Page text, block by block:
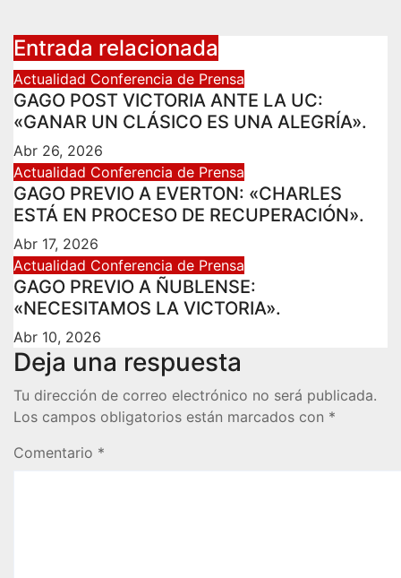
entradas
Entrada relacionada
Actualidad Conferencia de Prensa
GAGO POST VICTORIA ANTE LA UC:
«GANAR UN CLÁSICO ES UNA ALEGRÍA».
Abr 26, 2026
Actualidad Conferencia de Prensa
GAGO PREVIO A EVERTON: «CHARLES
ESTÁ EN PROCESO DE RECUPERACIÓN».
Abr 17, 2026
Actualidad Conferencia de Prensa
GAGO PREVIO A ÑUBLENSE:
«NECESITAMOS LA VICTORIA».
Abr 10, 2026
Deja una respuesta
Tu dirección de correo electrónico no será publicada.
Los campos obligatorios están marcados con *
Comentario *